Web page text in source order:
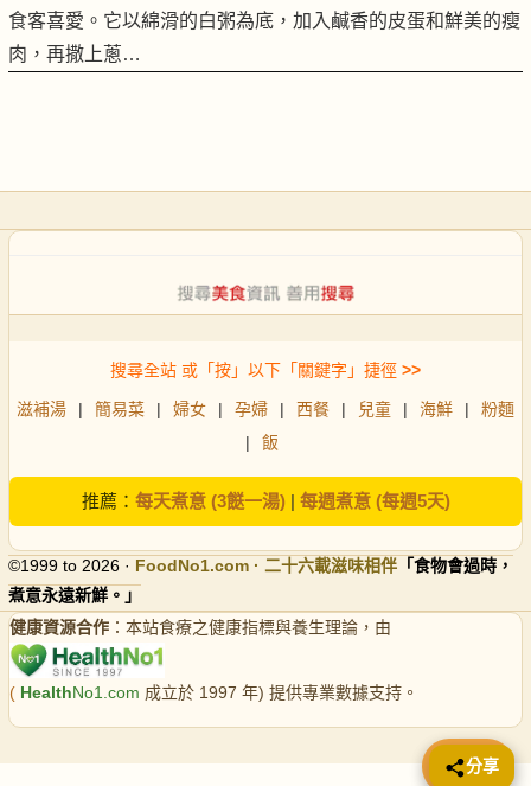
食客喜愛。它以綿滑的白粥為底，加入鹹香的皮蛋和鮮美的瘦
肉，再撒上蔥…
搜尋全站 或「按」以下「關鍵字」捷徑 >>
滋補湯 | 簡易菜 | 婦女 | 孕婦 | 西餐 | 兒童 | 海鮮 |
粉麵
|
飯
推薦： 每天煮意 (3餸一湯)| 每週煮意 (每週5天)
©1999 to 2026 · FoodNo1.com · 二十六載滋味相伴 「食物會過時，
煮意永遠新鮮。」
健康資源合作 ：本站食療之健康指標與養生理論，由
( HealthNo1.com 成立於 1997 年) 提供專業數據支持。
📤 分享
分享